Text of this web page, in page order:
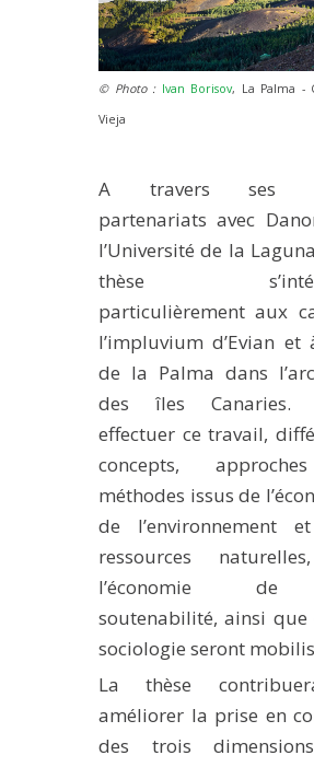
© Photo : Ivan Borisov, La Palma -
Vieja
A travers ses
partenariats avec
l’Université de la Laguna
thèse
particulièrement aux
l’impluvium d’Evian et
de la Palma dans
des îles Canaries.
effectuer ce travail,
concepts,
méthodes issus de
de l’environnement
ressources
l’économie
soutenabilité, ainsi que
sociologie seront
La thèse
améliorer la prise en
des trois